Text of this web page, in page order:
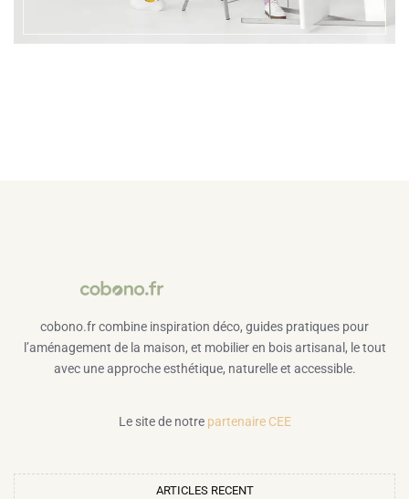
cobono.fr combine inspiration déco, guides pratiques pour
l’aménagement de la maison, et mobilier en bois artisanal, le tout
avec une approche esthétique, naturelle et accessible.
Le site de notre partenaire CEE
ARTICLES RECENT